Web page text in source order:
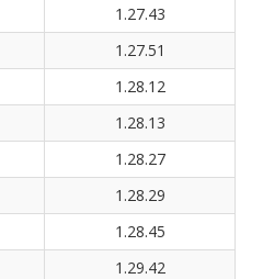
1.27.43
1.27.51
1.28.12
1.28.13
1.28.27
1.28.29
1.28.45
1.29.42